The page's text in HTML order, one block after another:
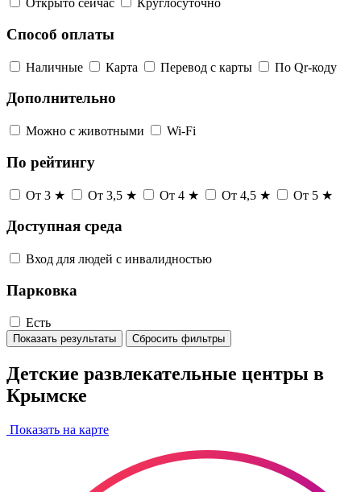
Открыто сейчас Круглосуточно
Способ оплаты
Наличные Карта Перевод с карты По Qr-коду
Дополнительно
Можно с животными Wi-Fi
По рейтингу
От 3 ★ От 3,5 ★ От 4 ★ От 4,5 ★ От 5 ★
Доступная среда
Вход для людей с инвалидностью
Парковка
Есть
Показать результаты Сбросить фильтры
Детские развлекательные центры в
Крымске
Показать на карте